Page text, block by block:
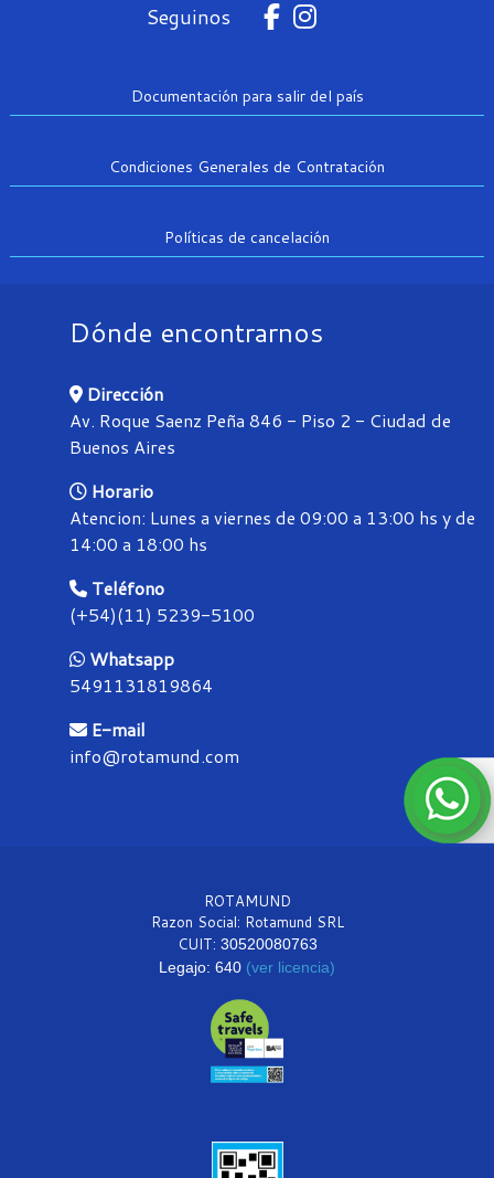
Seguinos
Documentación para salir del país
Condiciones Generales de Contratación
Políticas de cancelación
Dónde encontrarnos
Dirección
Av. Roque Saenz Peña 846 - Piso 2 - Ciudad de
Buenos Aires
Horario
Atencion: Lunes a viernes de 09:00 a 13:00 hs y de
14:00 a 18:00 hs
Teléfono
(+54)(11) 5239-5100
Whatsapp
5491131819864
E-mail
info@rotamund.com
ROTAMUND
Razon Social: Rotamund SRL
CUIT: 30520080763
Legajo: 640 (ver licencia)